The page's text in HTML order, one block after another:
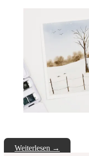
Weiterlesen →